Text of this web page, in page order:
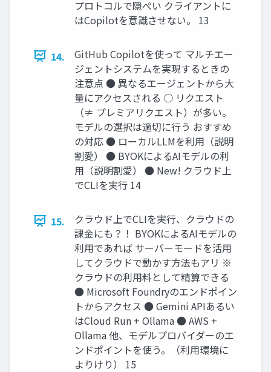
プロトコルで隠ぺい クライアントに
はCopilotを意識させない。 13
14.
GitHub Copilotを使って マルチエー
ジェントシステムを実現するときの
注意点 ● 異なるエージェントから大
量にアクセスされる ○ リクエスト
（≠ プレミアリクエスト）が多い。
モデルの選択は適切に行う おすすめ
の対応 ● ローカルLLMを利用（説明
割愛） ● BYOKによるAIモデルの利
用（説明割愛） ● New! クラウド上
でCLIを実行 14
15.
クラウド上でCLIを実行、クラウドの
課金にも？！ BYOKによるAIモデルの
利用であれば サーバーモードを活用
してクラウドで動かす方法もアリ ※
クラウドの利用料として精算できる
● Microsoft Foundryのエンドポイン
トからアクセス ● Gemini APIあるい
はCloud Run + Ollama ● AWS +
Ollama 他、モデルプロバイダーのエ
ンドポイントを使う。（利用環境に
よりけり） 15